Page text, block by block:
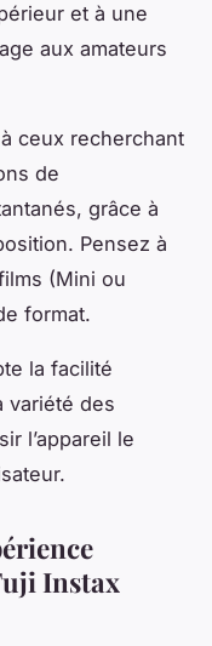
et à une
aux amateurs
ceux recherchant
de
grâce à
Pensez à
(Mini ou
format.
la facilité
variété des
l’appareil le
Instax